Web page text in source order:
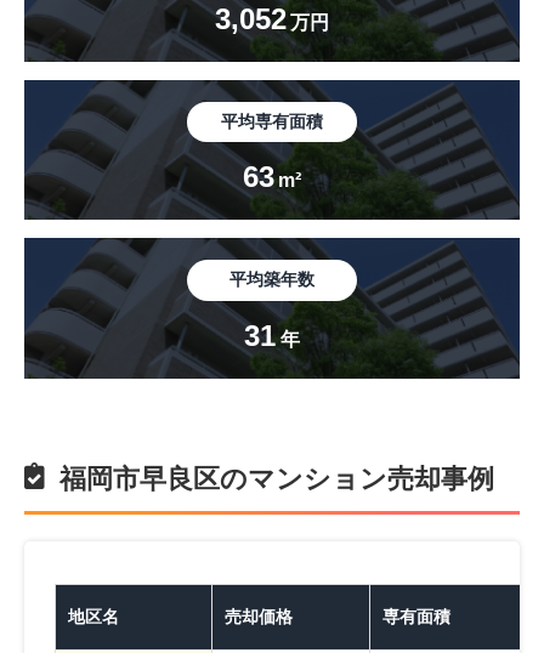
3,052万円
平均専有面積
63 m²
平均築年数
31 年
福岡市早良区のマンション売却事例
地区名 売却価格 専有面積